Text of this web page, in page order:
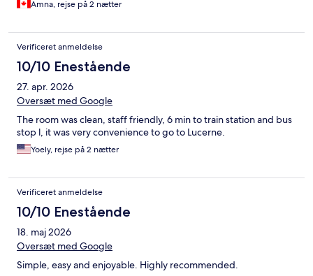
Amna, rejse på 2 nætter
Verificeret anmeldelse
10/10 Enestående
27. apr. 2026
Oversæt med Google
The room was clean, staff friendly, 6 min to train station and bus
stop l, it was very convenience to go to Lucerne.
Yoely, rejse på 2 nætter
Verificeret anmeldelse
10/10 Enestående
18. maj 2026
Oversæt med Google
Simple, easy and enjoyable. Highly recommended.